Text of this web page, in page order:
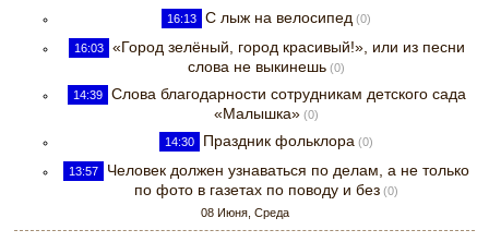
16:13
С лыж на велосипед (0)
16:03
«Город зелёный, город красивый!», или из песни
слова не выкинешь (0)
14:39
Слова благодарности сотрудникам детского сада
«Малышка» (0)
14:30 Праздник фольклора (0)
13:57
Человек должен узнаваться по делам, а не только
по фото в газетах по поводу и без (0)
08 Июня, Среда